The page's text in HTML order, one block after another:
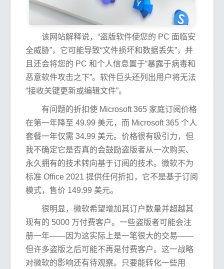
该网站解释说，“盗版软件使您的 PC 面临安
全威胁”，它可能导致“文件损坏和数据丢失”，并
且还会将您的 PC 和个人信息置于“暴露于病毒和
恶意软件攻击之下”。软件巨头还列出用户将无法
“接收关键更新或编辑文件”。
有问题的折扣使 Microsoft 365 家庭订阅价格
在第一年降至 49.99 美元，而 Microsoft 365 个人
套餐一年仅需 34.99 美元。价格很有吸引力，但
我不确定它是否真的会鼓励盗版者从一次购买、
永久拥有的技术转向基于订阅的技术。微软不为
标准 Office 2021 提供任何折扣，它不是基于订阅
模式，售价 149.99 美元。
很明显，微软希望增加其订户数量并超越其
现有的 5000 万付费客户。一些盗版者可能会注
册一年——因为这实际上是一笔很大的交易——
但许多盗版之后可能不再是付费客户。这一战略
对微软的影响还有待观察。只要能转化一些用